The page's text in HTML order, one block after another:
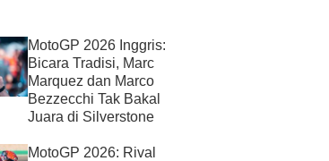
MotoGP 2026 Inggris:
Bicara Tradisi, Marc
Marquez dan Marco
Bezzecchi Tak Bakal
Juara di Silverstone
MotoGP 2026: Rival